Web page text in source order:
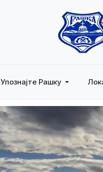
Упознајте Рашку